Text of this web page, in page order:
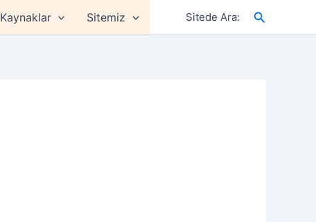
Kaynaklar Sitemiz Sitede Ara: Arama